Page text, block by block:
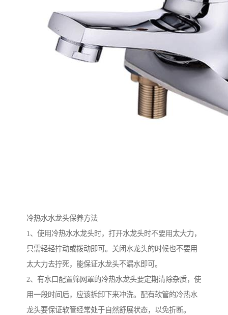
冷热水水龙头保养方法
1、使用冷热水水龙头时，打开水龙头时不要用太大力，
只需轻轻拧动或拨动即可。关闭水龙头的时候也不要用
太大力去拧死，能保证水龙头不漏水即可。
2、有水口配置筛网罩的冷热水龙头要定期清除杂质，使
用一段时间后，应该拆卸下来冲洗。配有软管的冷热水
龙头要保证软管经常处于自然舒展状态，以免折断。